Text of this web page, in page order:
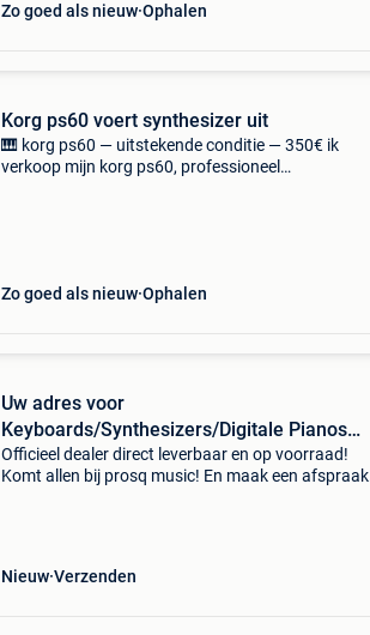
Zo goed als nieuw Ophalen
Korg ps60 voert synthesizer uit
🎹 korg ps60 — uitstekende conditie — 350€ ik
verkoop mijn korg ps60, professioneel
Zo goed als nieuw Ophalen
Uw adres voor
Keyboards/Synthesizers/Digitale Pianos
Prosq
Officieel dealer direct leverbaar en op voorraad!
Komt allen bij prosq music! En maak een afspraak
Nieuw Verzenden